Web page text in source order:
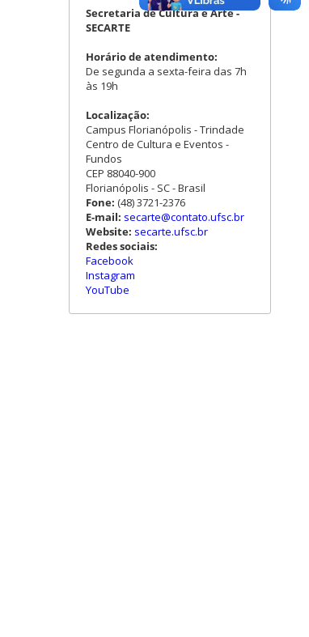
Secretaria de Cultura e Arte -
SECARTE
Horário de atendimento:
De segunda a sexta-feira das 7h
às 19h
Localização:
Campus Florianópolis - Trindade
Centro de Cultura e Eventos -
Fundos
CEP 88040-900
Florianópolis - SC - Brasil
Fone: (48) 3721-2376
E-mail: secarte@contato.ufsc.br
Website: secarte.ufsc.br
Redes sociais:
Facebook
Instagram
YouTube